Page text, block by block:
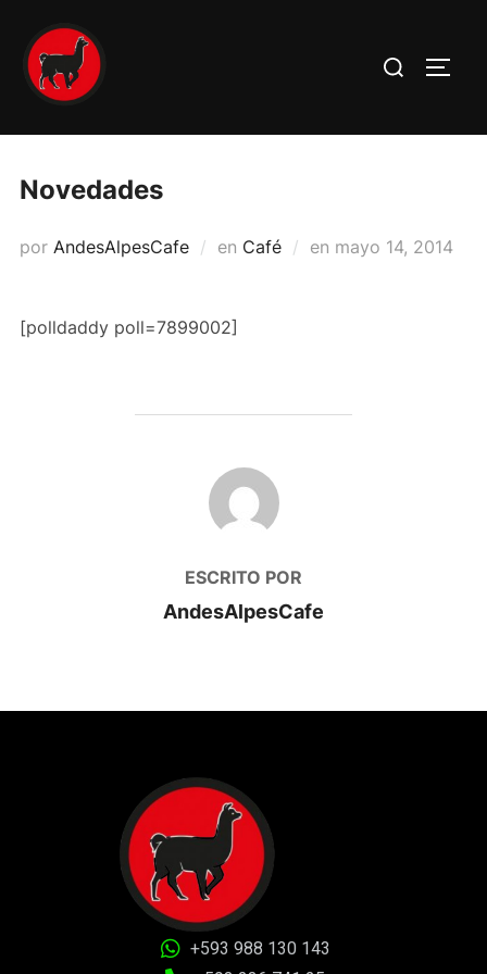
Novedades
por AndesAlpesCafe en Café en mayo 14, 2014
[polldaddy poll=7899002]
AUTOR DE LA PUBLICACIÓN
ESCRITO POR
AndesAlpesCafe
+593 988 130 143